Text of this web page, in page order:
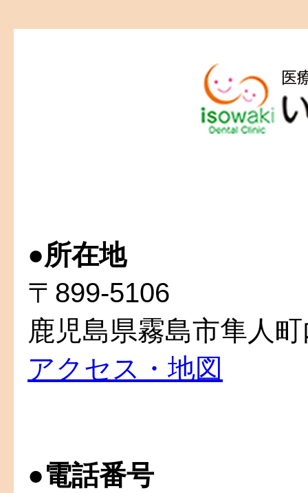
●所在地
〒899-5106
鹿児島県霧島市隼人
アクセス・地図
●電話番号